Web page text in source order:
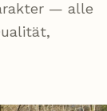
— alle